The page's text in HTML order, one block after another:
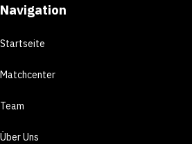
Navigation
Startseite
Matchcenter
Team
Über Uns